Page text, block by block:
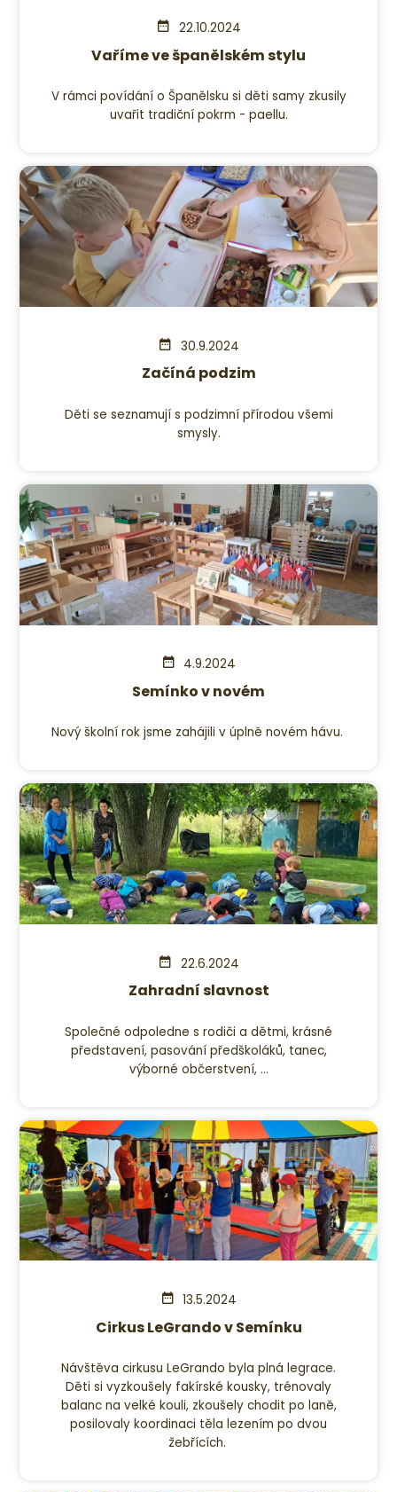
22.10.2024
Vaříme ve španělském stylu
V rámci povídání o Španělsku si děti samy zkusily
uvařit tradiční pokrm - paellu.
30.9.2024
Začíná podzim
Děti se seznamují s podzimní přírodou všemi
smysly.
4.9.2024
Semínko v novém
Nový školní rok jsme zahájili v úplně novém hávu.
22.6.2024
Zahradní slavnost
Společné odpoledne s rodiči a dětmi, krásné
představení, pasování předškoláků, tanec,
výborné občerstvení, ...
13.5.2024
Cirkus LeGrando v Semínku
Návštěva cirkusu LeGrando byla plná legrace.
Děti si vyzkoušely fakírské kousky, trénovaly
balanc na velké kouli, zkoušely chodit po laně,
posilovaly koordinaci těla lezením po dvou
žebřících.